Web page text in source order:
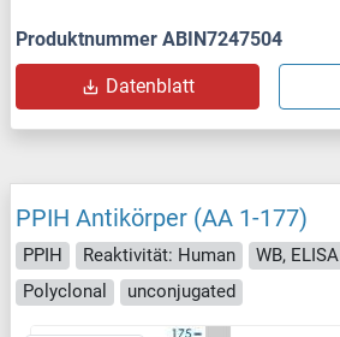
Produktnummer ABIN7247504
Datenblatt
PPIH Antikörper (AA 1-177)
PPIH Reaktivität: Human WB, ELISA
Polyclonal
unconjugated